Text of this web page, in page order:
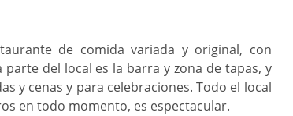
de comida variada y original, con
del local es la barra y zona de tapas, y
y cenas y para celebraciones. Todo el local
en todo momento, es espectacular.